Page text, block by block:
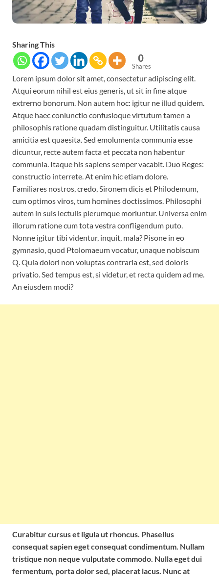
Sharing This
0
Shares
Lorem ipsum dolor sit amet, consectetur adipiscing elit.
Atqui eorum nihil est eius generis, ut sit in fine atque
extrerno bonorum. Non autem hoc: igitur ne illud quidem.
Atque haec coniunctio confusioque virtutum tamen a
philosophis ratione quadam distinguitur. Utilitatis causa
amicitia est quaesita. Sed emolumenta communia esse
dicuntur, recte autem facta et peccata non habentur
communia. Itaque his sapiens semper vacabit. Duo Reges:
constructio interrete. At enim hic etiam dolore.
Familiares nostros, credo, Sironem dicis et Philodemum,
cum optimos viros, tum homines doctissimos. Philosophi
autem in suis lectulis plerumque moriuntur. Universa enim
illorum ratione cum tota vestra confligendum puto.
Nonne igitur tibi videntur, inquit, mala? Pisone in eo
gymnasio, quod Ptolomaeum vocatur, unaque nobiscum
Q. Quia dolori non voluptas contraria est, sed doloris
privatio. Sed tempus est, si videtur, et recta quidem ad me.
An eiusdem modi?
Curabitur cursus et ligula ut rhoncus. Phasellus
consequat sapien eget consequat condimentum. Nullam
tristique non neque vulputate commodo. Nulla eget dui
fermentum, porta dolor sed, placerat lacus. Nunc at